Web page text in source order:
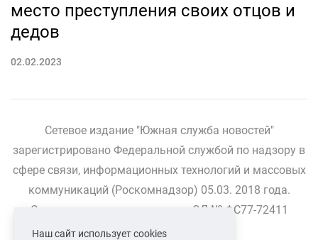
место преступления своих отцов и
дедов
02.02.2023
Сетевое издание "Южная служба новостей"
зарегистрировано Федеральной службой по надзору в
сфере связи, информационных технологий и массовых
коммуникаций (Роскомнадзор) 05.03. 2018 года.
Свидетельство о регистрации ЭЛ № ФС77-72411
Наш сайт использует cookies